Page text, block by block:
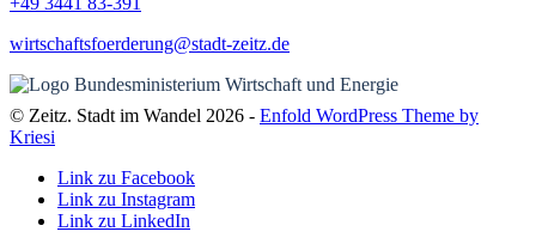
wirtschaftsfoerderung@stadt-zeitz.de
© Zeitz. Stadt im Wandel 2026 - Enfold WordPress Theme by
Kriesi
Link zu Facebook
Link zu Instagram
Link zu LinkedIn